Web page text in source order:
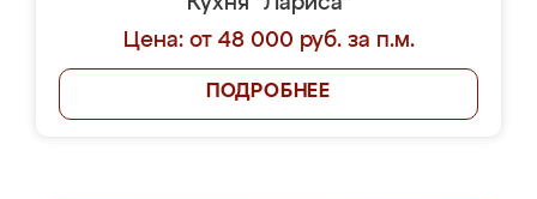
Цена: от 48 000 руб. за п.м.
ПОДРОБНЕЕ